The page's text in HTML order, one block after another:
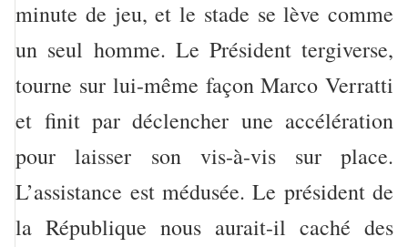
minute de jeu, et le stade se lève comme
un seul homme. Le Président tergiverse,
tourne sur lui-même façon Marco Verratti
et finit par déclencher une accélération
pour laisser son vis-à-vis sur place.
L’assistance est médusée. Le président de
la République nous aurait-il caché des